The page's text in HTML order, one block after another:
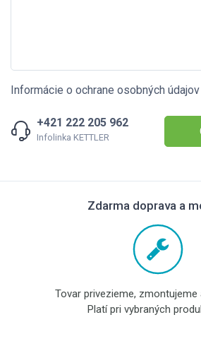
Informácie o ochrane osobných údajov
+421 222 205 962
Infolinka KETTLER
Zdarma doprava a
Tovar privezieme, zmontujeme
Platí pri vybraných